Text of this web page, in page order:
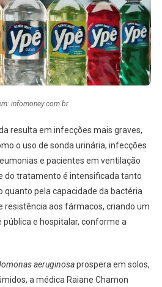
infomoney.com.br
resulta em infecções mais graves,
o uso de sonda urinária, infecções
e pacientes em ventilação
do tratamento é intensificada tanto
quanto pela capacidade da bactéria
resistência aos fármacos, criando um
pública e hospitalar, conforme a
aeruginosaprospera em solos,
a médica Raiane Chamon